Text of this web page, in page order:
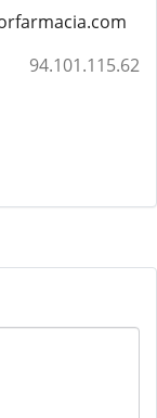
94.101.115.62